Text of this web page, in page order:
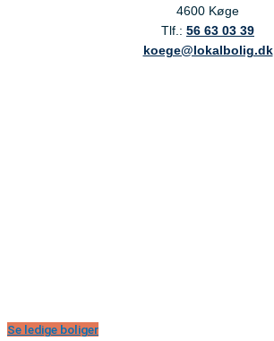
4600 Køge
Tlf.: 56 63 03 39
koege@lokalbolig.dk
Se ledige boliger